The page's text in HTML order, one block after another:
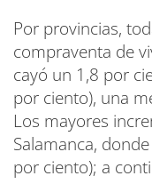
Por provincias,
compraventa de
cayó un 1,8 por
por ciento), una
Los mayores
Salamanca,
por ciento); a